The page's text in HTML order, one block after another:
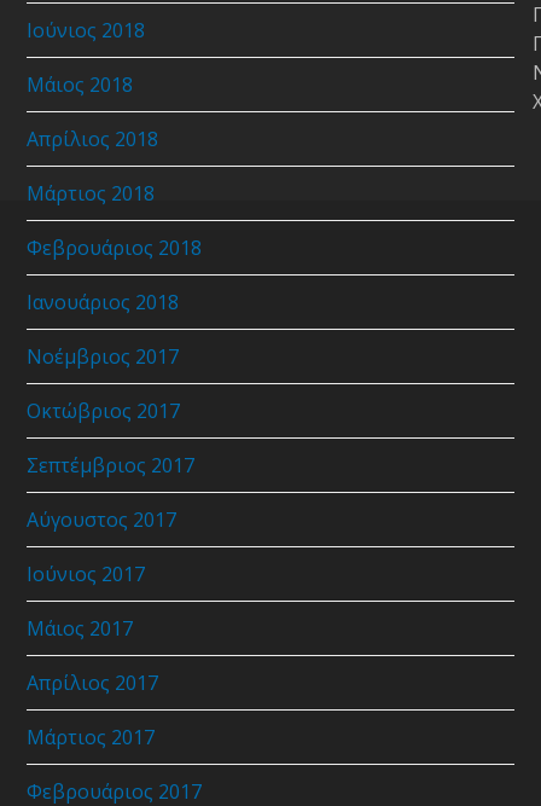
Ιούνιος 2018
Μάιος 2018
Απρίλιος 2018
Μάρτιος 2018
Φεβρουάριος 2018
Ιανουάριος 2018
Νοέμβριος 2017
Οκτώβριος 2017
Σεπτέμβριος 2017
Αύγουστος 2017
Ιούνιος 2017
Μάιος 2017
Απρίλιος 2017
Μάρτιος 2017
Φεβρουάριος 2017